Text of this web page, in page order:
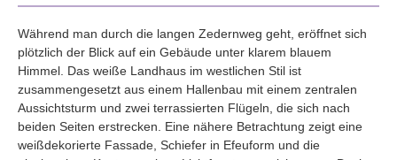
Während man durch die langen Zedernweg geht, eröffnet sich
plötzlich der Blick auf ein Gebäude unter klarem blauem
Himmel. Das weiße Landhaus im westlichen Stil ist
zusammengesetzt aus einem Hallenbau mit einem zentralen
Aussichtsturm und zwei terrassierten Flügeln, die sich nach
beiden Seiten erstrecken. Eine nähere Betrachtung zeigt eine
weißdekorierte Fassade, Schiefer in Efeuform und die